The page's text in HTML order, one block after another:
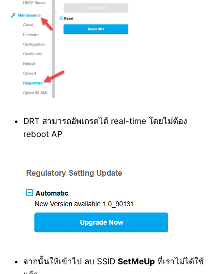
DRT สามารถอัพเกรดได้ real-time โดยไม่ต้อง
reboot AP
จากนั้นให้เข้าไป ลบ SSID SetMeUp ที่เราไม่ได้ใช้